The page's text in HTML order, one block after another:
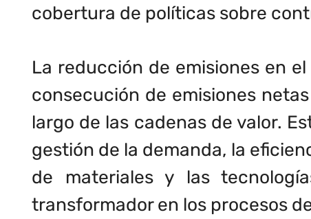
cobertura de políticas sobre
La reducción de emisiones en
consecución de emisiones
largo de las cadenas de valor.
gestión de la demanda, la
de materiales y las
transformador en los procesos